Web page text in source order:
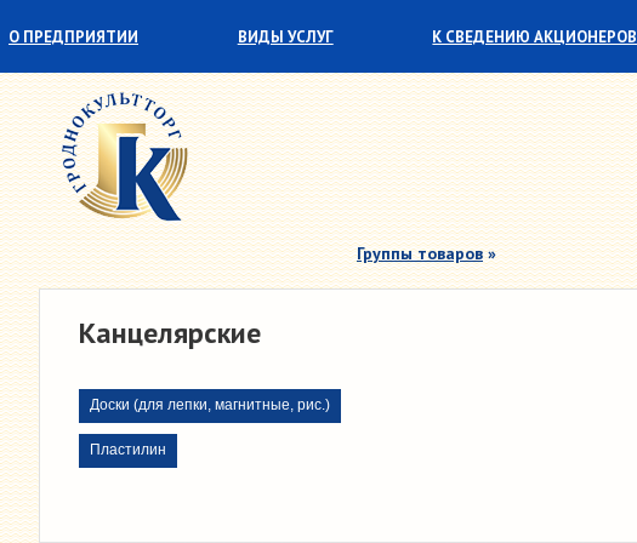
О ПРЕДПРИЯТИИ
СОТРУДНИЧЕСТВО
ПАРТНЕРЫ
ВИДЫ УСЛУГ К СВЕДЕНИЮ АКЦИОНЕРОВ
Группы товаров»
Канцелярские
Доски (для лепки, магнитные, рис.)
Пластилин